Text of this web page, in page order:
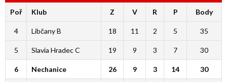
Poř Klub Z V R P Body
4 Libčany B 18 11 2 5 35
5 Slavia Hradec C 19 9 3 7 30
6 Nechanice 26 9 3 14 30